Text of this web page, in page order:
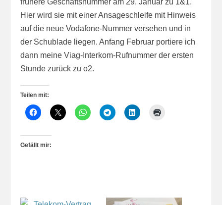
Hier wird sie mit einer Ansageschleife mit Hinweis
auf die neue Vodafone-Nummer versehen und in
der Schublade liegen. Anfang Februar portiere ich
dann meine Viag-Interkom-Rufnummer der ersten
Stunde zurück zu o2.
Teilen mit:
Gefällt mir: